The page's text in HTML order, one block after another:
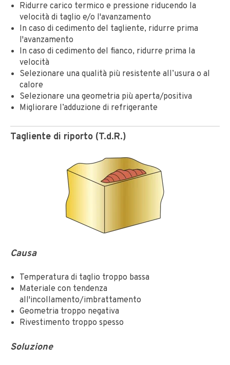
Ridurre carico termico e pressione riducendo la
velocità di taglio e/o l'avanzamento
In caso di cedimento del tagliente, ridurre prima
l'avanzamento
In caso di cedimento del fianco, ridurre prima la
velocità
Selezionare una qualità più resistente all’usura o al
calore
Selezionare una geometria più aperta/positiva
Migliorare l’adduzione di refrigerante
Tagliente di riporto (T.d.R.)
Causa
Temperatura di taglio troppo bassa
Materiale con tendenza
all'incollamento/imbrattamento
Geometria troppo negativa
Rivestimento troppo spesso
Soluzione